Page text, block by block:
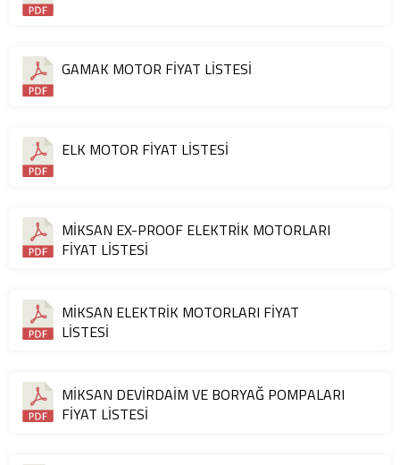
GAMAK MOTOR FİYAT LİSTESİ
ELK MOTOR FİYAT LİSTESİ
MİKSAN EX-PROOF ELEKTRİK MOTORLARI
FİYAT LİSTESİ
MİKSAN ELEKTRİK MOTORLARI FİYAT
LİSTESİ
MİKSAN DEVİRDAİM VE BORYAĞ POMPALARI
FİYAT LİSTESİ